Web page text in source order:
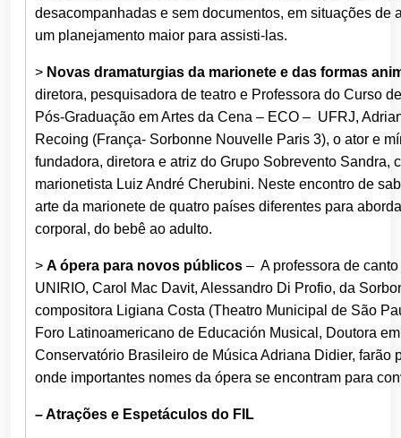
desacompanhadas e sem documentos, em situações de
um planejamento maior para assisti-las.
> Novas dramaturgias da marionete e das formas
diretora, pesquisadora de teatro e Professora do Curso
Pós-Graduação em Artes da Cena – ECO – UFRJ,
Recoing (França- Sorbonne Nouvelle Paris 3), o ator e
fundadora, diretora e atriz do Grupo Sobrevento Sandra,
marionetista Luiz André Cherubini. Neste encontro de
arte da marionete de quatro países diferentes para
corporal, do bebê ao adulto.
> A ópera para novos públicos – A professora de
UNIRIO, Carol Mac Davit, Alessandro Di Profio, da
compositora Ligiana Costa (Theatro Municipal de São
Foro Latinoamericano de Educación Musical, Doutora
Conservatório Brasileiro de Música Adriana Didier, farão
onde importantes nomes da ópera se encontram para
– Atrações e Espetáculos do FIL